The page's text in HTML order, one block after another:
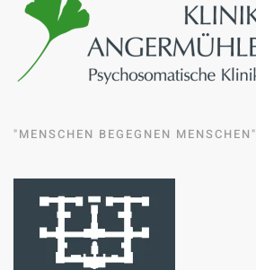
"MENSCHEN BEGEGNEN MENSCHEN"